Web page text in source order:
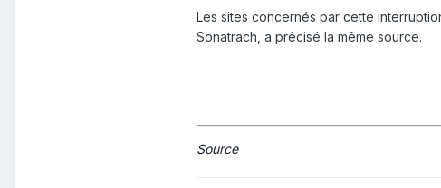
Les sites concernés par cette
Sonatrach, a précisé la même source.
Source